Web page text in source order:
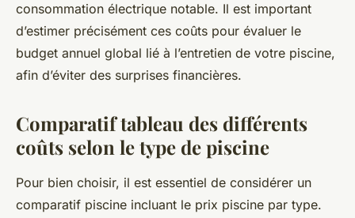
consommation électrique notable. Il est important
d’estimer précisément ces coûts pour évaluer le
budget annuel global lié à l’entretien de votre piscine,
afin d’éviter des surprises financières.
Comparatif tableau des différents
coûts selon le type de piscine
Pour bien choisir, il est essentiel de considérer un
comparatif piscine incluant le prix piscine par type.